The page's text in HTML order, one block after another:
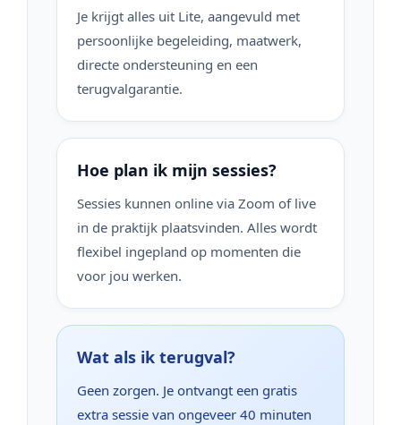
Je krijgt alles uit Lite, aangevuld met
persoonlijke begeleiding, maatwerk,
directe ondersteuning en een
terugvalgarantie.
Hoe plan ik mijn sessies?
Sessies kunnen online via Zoom of live
in de praktijk plaatsvinden. Alles wordt
flexibel ingepland op momenten die
voor jou werken.
Wat als ik terugval?
Geen zorgen. Je ontvangt een gratis
extra sessie van ongeveer 40 minuten